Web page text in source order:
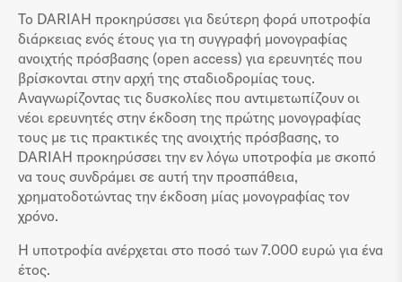
Το DARIAH προκηρύσσει για δεύτερη φορά υποτροφία
διάρκειας ενός έτους για τη συγγραφή μονογραφίας
ανοιχτής πρόσβασης (open access) για ερευνητές που
βρίσκονται στην αρχή της σταδιοδρομίας τους.
Αναγνωρίζοντας τις δυσκολίες που αντιμετωπίζουν οι
νέοι ερευνητές στην έκδοση της πρώτης μονογραφίας
τους με τις πρακτικές της ανοιχτής πρόσβασης, το
DARIAH προκηρύσσει την εν λόγω υποτροφία με σκοπό
να τους συνδράμει σε αυτή την προσπάθεια,
χρηματοδοτώντας την έκδοση μίας μονογραφίας τον
χρόνο.
Η υποτροφία ανέρχεται στο ποσό των 7.000 ευρώ για ένα
έτος.